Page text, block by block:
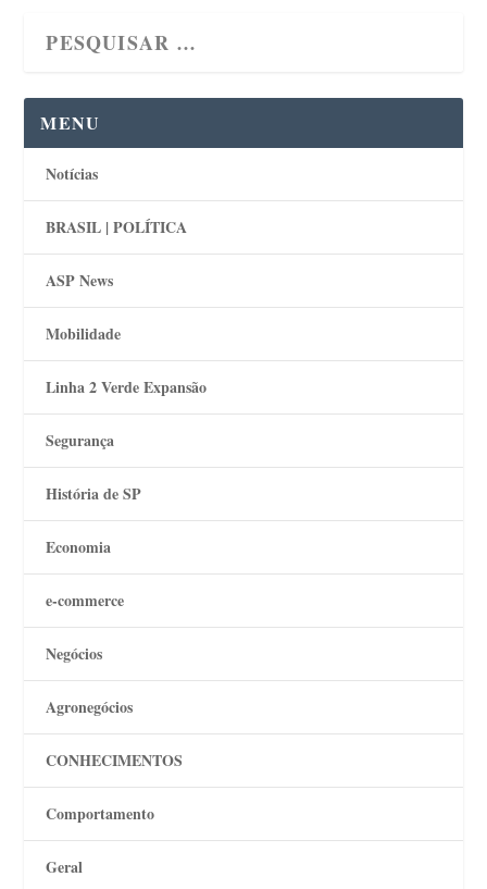
MENU
Notícias
BRASIL | POLÍTICA
ASP News
Mobilidade
Linha 2 Verde Expansão
Segurança
História de SP
Economia
e-commerce
Negócios
Agronegócios
CONHECIMENTOS
Comportamento
Geral